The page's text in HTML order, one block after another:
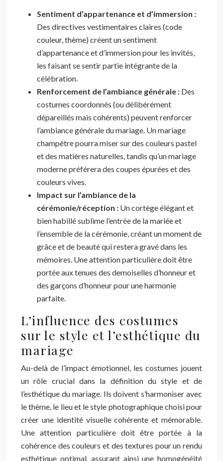
Sentiment d’appartenance et d’immersion :
Des directives vestimentaires claires (code
couleur, thème) créent un sentiment
d’appartenance et d’immersion pour les invités,
les faisant se sentir partie intégrante de la
célébration.
Renforcement de l’ambiance générale : Des
costumes coordonnés (ou délibérément
dépareillés mais cohérents) peuvent renforcer
l’ambiance générale du mariage. Un mariage
champêtre pourra miser sur des couleurs pastel
et des matières naturelles, tandis qu’un mariage
moderne préférera des coupes épurées et des
couleurs vives.
Impact sur l’ambiance de la
cérémonie/réception : Un cortège élégant et
bien habillé sublime l’entrée de la mariée et
l’ensemble de la cérémonie, créant un moment de
grâce et de beauté qui restera gravé dans les
mémoires. Une attention particulière doit être
portée aux tenues des demoiselles d’honneur et
des garçons d’honneur pour une harmonie
parfaite.
L’influence des costumes
sur le style et l’esthétique du
mariage
Au-delà de l’impact émotionnel, les costumes jouent
un rôle crucial dans la définition du style et de
l’esthétique du mariage. Ils doivent s’harmoniser avec
le thème, le lieu et le style photographique choisi pour
créer une identité visuelle cohérente et mémorable.
Une attention particulière doit être portée à la
cohérence des couleurs et des textures pour un rendu
esthétique optimal, assurant ainsi une homogénéité